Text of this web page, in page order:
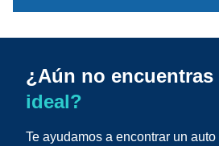
¿Aún no encuentras
ideal?
Te ayudamos a encontrar un